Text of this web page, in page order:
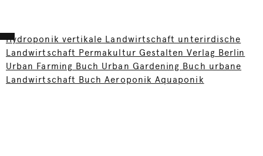
Hydroponik vertikale Landwirtschaft unterirdische
Landwirtschaft Permakultur Gestalten Verlag Berlin
Urban Farming Buch Urban Gardening Buch urbane
Landwirtschaft Buch Aeroponik Aquaponik